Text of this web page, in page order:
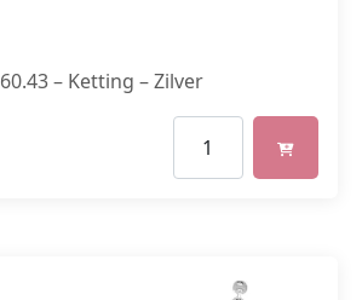
– Ketting – Zilver